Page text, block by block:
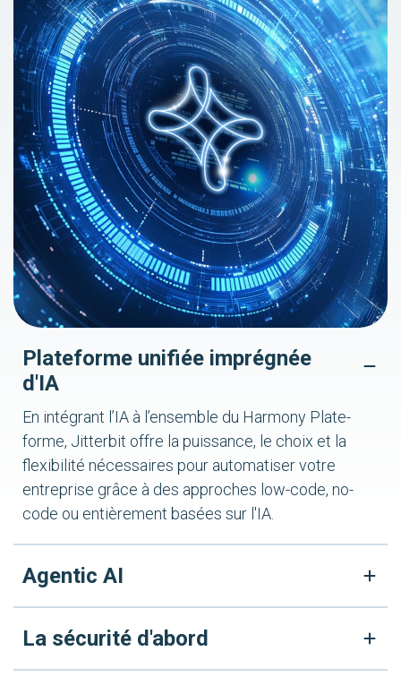
Plateforme unifiée imprégnée
d'IA
En intégrant l’IA à l’ensemble du Harmony Plate-
forme, Jitterbit offre la puissance, le choix et la
flexibilité nécessaires pour automatiser votre
entreprise grâce à des approches low-code, no-
code ou entièrement basées sur l'IA.
Agentic AI
La sécurité d'abord